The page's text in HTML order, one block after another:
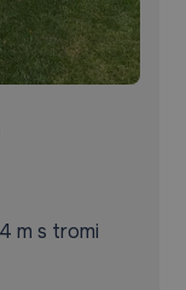
m s tromi